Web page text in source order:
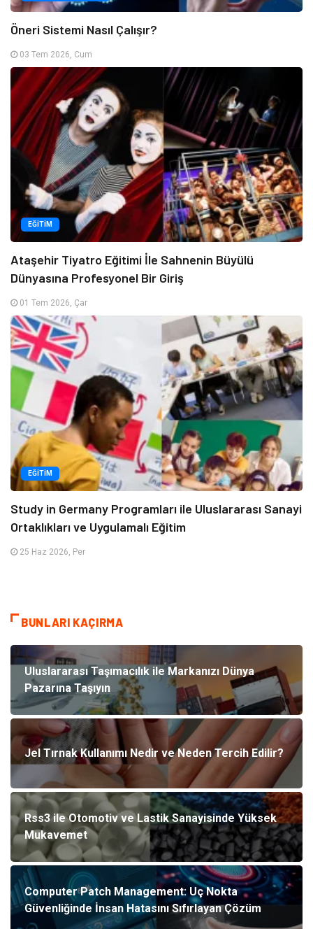
Öneri Sistemi Nasıl Çalışır?
03 Tem 2026, Cum
EĞITIM
Ataşehir Tiyatro Eğitimi İle Sahnenin Büyülü
Dünyasına Profesyonel Bir Giriş
01 Tem 2026, Çar
EĞITIM
Study in Germany Programları ile Uluslararası Sanayi
Ortaklıkları ve Uygulamalı Eğitim
25 Haz 2026, Per
BUNLARI KAÇIRMA
Uluslararası Taşımacılık ile Markanızı Dünya
Pazarına Taşıyın
Jel Tırnak Kullanımı Nedir ve Neden Tercih Edilir?
Rss3 ile Otomotiv ve Lastik Sanayisinde Yüksek
Mukavemet
Computer Patch Management: Uç Nokta
Güvenliğinde İnsan Hatasını Sıfırlayan Çözüm